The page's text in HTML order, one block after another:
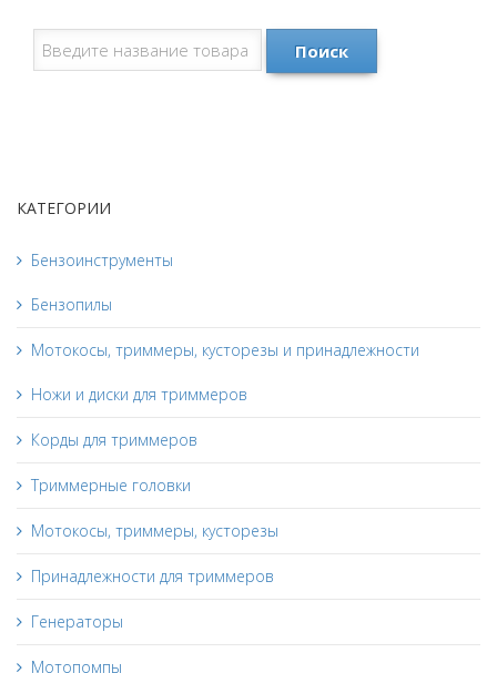
Поиск
КАТЕГОРИИ
Бензоинструменты
Бензопилы
Мотокосы, триммеры, кусторезы и принадлежности
Ножи и диски для триммеров
Корды для триммеров
Триммерные головки
Мотокосы, триммеры, кусторезы
Принадлежности для триммеров
Генераторы
Мотопомпы